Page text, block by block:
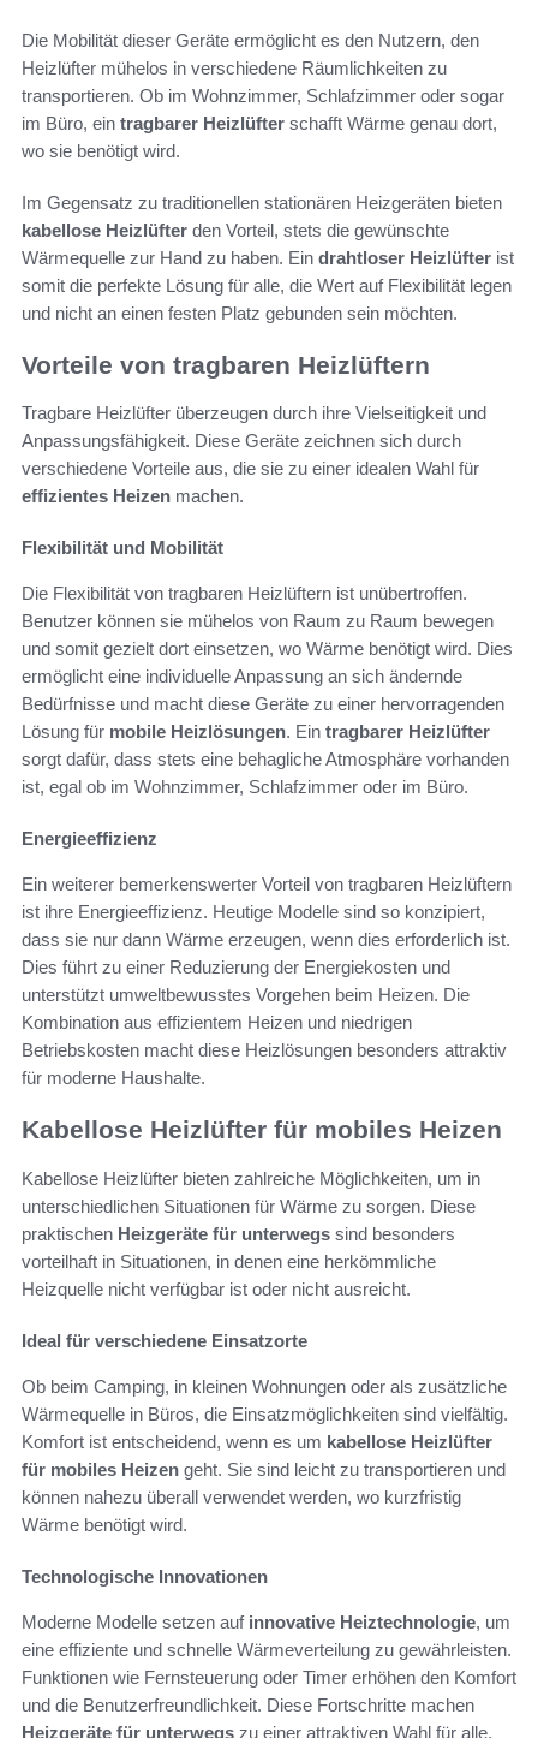
Die Mobilität dieser Geräte ermöglicht es den Nutzern, den
Heizlüfter mühelos in verschiedene Räumlichkeiten zu
transportieren. Ob im Wohnzimmer, Schlafzimmer oder sogar
im Büro, ein tragbarer Heizlüfter schafft Wärme genau dort,
wo sie benötigt wird.
Im Gegensatz zu traditionellen stationären Heizgeräten bieten
kabellose Heizlüfter den Vorteil, stets die gewünschte
Wärmequelle zur Hand zu haben. Ein drahtloser Heizlüfter ist
somit die perfekte Lösung für alle, die Wert auf Flexibilität legen
und nicht an einen festen Platz gebunden sein möchten.
Vorteile von tragbaren Heizlüftern
Tragbare Heizlüfter überzeugen durch ihre Vielseitigkeit und
Anpassungsfähigkeit. Diese Geräte zeichnen sich durch
verschiedene Vorteile aus, die sie zu einer idealen Wahl für
effizientes Heizen machen.
Flexibilität und Mobilität
Die Flexibilität von tragbaren Heizlüftern ist unübertroffen.
Benutzer können sie mühelos von Raum zu Raum bewegen
und somit gezielt dort einsetzen, wo Wärme benötigt wird. Dies
ermöglicht eine individuelle Anpassung an sich ändernde
Bedürfnisse und macht diese Geräte zu einer hervorragenden
Lösung für mobile Heizlösungen. Ein tragbarer Heizlüfter
sorgt dafür, dass stets eine behagliche Atmosphäre vorhanden
ist, egal ob im Wohnzimmer, Schlafzimmer oder im Büro.
Energieeffizienz
Ein weiterer bemerkenswerter Vorteil von tragbaren Heizlüftern
ist ihre Energieeffizienz. Heutige Modelle sind so konzipiert,
dass sie nur dann Wärme erzeugen, wenn dies erforderlich ist.
Dies führt zu einer Reduzierung der Energiekosten und
unterstützt umweltbewusstes Vorgehen beim Heizen. Die
Kombination aus effizientem Heizen und niedrigen
Betriebskosten macht diese Heizlösungen besonders attraktiv
für moderne Haushalte.
Kabellose Heizlüfter für mobiles Heizen
Kabellose Heizlüfter bieten zahlreiche Möglichkeiten, um in
unterschiedlichen Situationen für Wärme zu sorgen. Diese
praktischen Heizgeräte für unterwegs sind besonders
vorteilhaft in Situationen, in denen eine herkömmliche
Heizquelle nicht verfügbar ist oder nicht ausreicht.
Ideal für verschiedene Einsatzorte
Ob beim Camping, in kleinen Wohnungen oder als zusätzliche
Wärmequelle in Büros, die Einsatzmöglichkeiten sind vielfältig.
Komfort ist entscheidend, wenn es um kabellose Heizlüfter
für mobiles Heizen geht. Sie sind leicht zu transportieren und
können nahezu überall verwendet werden, wo kurzfristig
Wärme benötigt wird.
Technologische Innovationen
Moderne Modelle setzen auf innovative Heiztechnologie, um
eine effiziente und schnelle Wärmeverteilung zu gewährleisten.
Funktionen wie Fernsteuerung oder Timer erhöhen den Komfort
und die Benutzerfreundlichkeit. Diese Fortschritte machen
Heizgeräte für unterwegs zu einer attraktiven Wahl für alle,